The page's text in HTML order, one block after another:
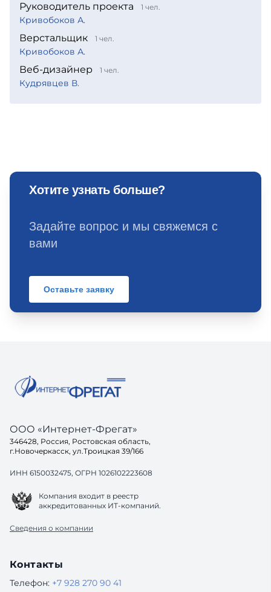
Руководитель проекта 1 чел.
Кривобоков А.
Верстальщик 1 чел.
Кривобоков А.
Веб-дизайнер 1 чел.
Кудрявцев В.
Хотите узнать больше?
Задайте вопрос и мы свяжемся с
вами
Оставьте заявку
ООО «Интернет-Фрегат»
346428, Россия, Ростовская область,
г.Новочеркасск, ул.Троицкая 39/166
ИНН 6150032475, ОГРН 1026102223608
Компания входит в реестр
аккредитованных ИТ-компаний.
Сведения о компании
Контакты
Телефон: +7 928 270 90 41